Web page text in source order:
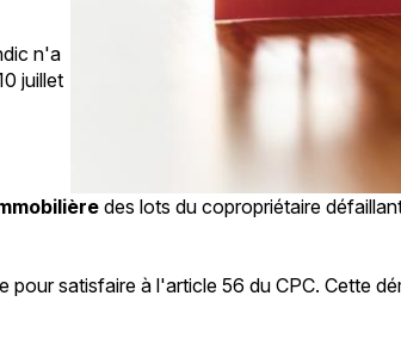
n'a
juillet
des lots du copropriétaire
satisfaire à l'article 56 du CPC. Cette